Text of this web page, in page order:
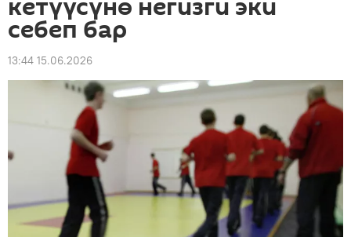
кетүүсүнө негизги эки
себеп бар
13:44 15.06.2026